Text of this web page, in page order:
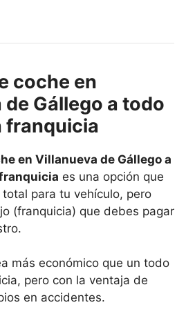
coche en
Gállego a todo
franquicia
en Villanueva de Gállego a
es una opción que
para tu vehículo, pero
(franquicia) que debes pagar
más económico que un todo
pero con la ventaja de
en accidentes.